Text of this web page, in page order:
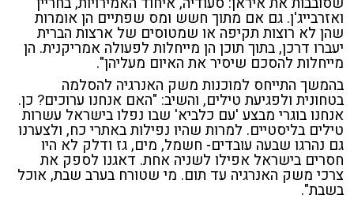
ואזרבייג'ן. גם אם מתוך חשש ומס שפתיים הן אומרות
שהן לא רוצות תקיפה או שמטוסים של ארצות הברית
יעברו דרכן, בתוך תוכן הן מייחלות לפעולה אמריקנית. הן
מייחלות להסכם שיסיר את האיום מעליהן".
בהמשך התייחס למוכנות משק האנרגיה להסלמה
בטחונית ולפגיעת טילים, והשיב: "האם אנחנו ערוכים? כן.
אנחנו בוגרי מבצע 'עם כלביא' שבו נפלו בישראל עשרות
טילים בליסטיים. למרות שהיו נפילות באתרי כח, ולצערנו
גם נהרגו שבעה עובדים- חשמל, מים, גז ודלק לא היו
חסרים בישראל אפילו לשניה אחת. דאגנו לספק את
צרכי משק האנרגיה עד תום. מי שטורח בערב שבת, אוכל
בשבת".